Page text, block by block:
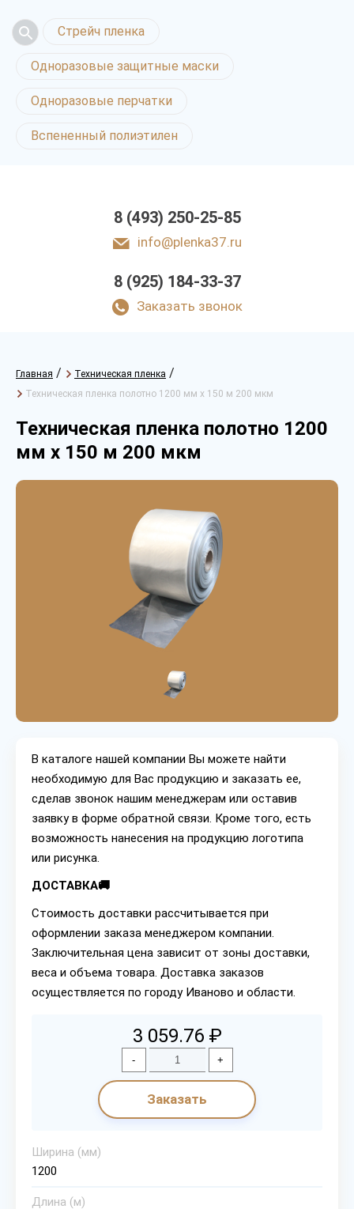
Стрейч пленка
Одноразовые защитные маски
Одноразовые перчатки
Вспененный полиэтилен
8 (493) 250-25-85
info@plenka37.ru
8 (925) 184-33-37
Заказать звонок
Главная / Техническая пленка /
Техническая пленка полотно 1200 мм х 150 м 200 мкм
Техническая пленка полотно 1200
мм х 150 м 200 мкм
В каталоге нашей компании Вы можете найти
необходимую для Вас продукцию и заказать ее,
сделав звонок нашим менеджерам или оставив
заявку в форме обратной связи. Кроме того, есть
возможность нанесения на продукцию логотипа
или рисунка.
ДОСТАВКА🚚
Стоимость доставки рассчитывается при
оформлении заказа менеджером компании.
Заключительная цена зависит от зоны доставки,
веса и объема товара. Доставка заказов
осуществляется по городу Иваново и области.
3 059.76 ₽
- +
Заказать
Ширина (мм)
1200
Длина (м)